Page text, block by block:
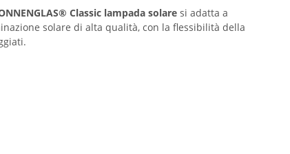
Classic lampada solare si adatta a
solare di alta qualità, con la flessibilità della